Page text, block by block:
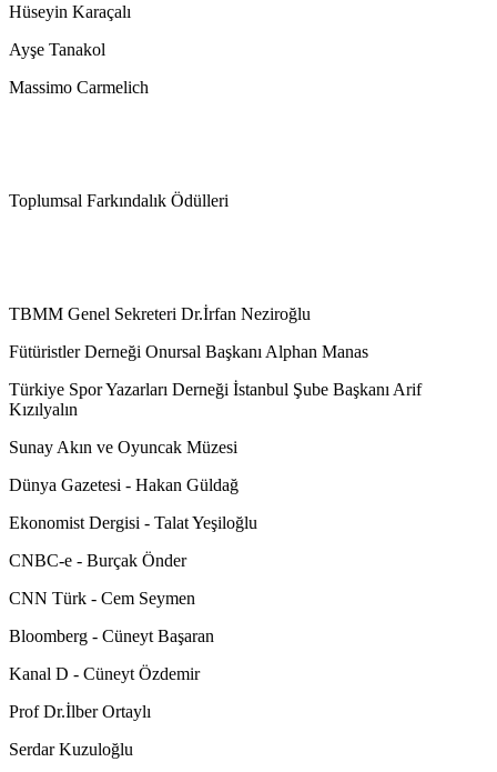
Hüseyin Karaçalı
Ayşe Tanakol
Massimo Carmelich
Toplumsal Farkındalık Ödülleri
TBMM Genel Sekreteri Dr.İrfan Neziroğlu
Fütüristler Derneği Onursal Başkanı Alphan Manas
Türkiye Spor Yazarları Derneği İstanbul Şube Başkanı Arif
Kızılyalın
Sunay Akın ve Oyuncak Müzesi
Dünya Gazetesi - Hakan Güldağ
Ekonomist Dergisi - Talat Yeşiloğlu
CNBC-e - Burçak Önder
CNN Türk - Cem Seymen
Bloomberg - Cüneyt Başaran
Kanal D - Cüneyt Özdemir
Prof Dr.İlber Ortaylı
Serdar Kuzuloğlu